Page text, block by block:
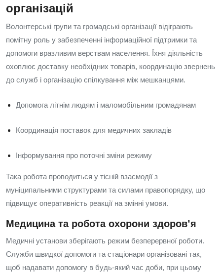
організацій
Волонтерські групи та громадські організації відіграють
помітну роль у забезпеченні інформаційної підтримки та
допомоги вразливим верствам населення. Їхня діяльність
охоплює доставку необхідних товарів, координацію звернень
до служб і організацію спілкування між мешканцями.
Допомога літнім людям і маломобільним громадянам
Координація поставок для медичних закладів
Інформування про поточні зміни режиму
Така робота проводиться у тісній взаємодії з
муніципальними структурами та силами правопорядку, що
підвищує оперативність реакції на змінні умови.
Медицина та робота охорони здоров’я
Медичні установи зберігають режим безперервної роботи.
Служби швидкої допомоги та стаціонари організовані так,
щоб надавати допомогу в будь-який час доби, при цьому